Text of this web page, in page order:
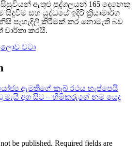
සිසුවියන් ඇතුළු පුද්ගලයන් 165 දෙනෙකු
සහ යුද්ධයේ ඉදිරි ක්‍රියාමාර්ග
පැහැදිලි කිරීමක් කර නොමැති බව
වාර්තා කරයි.
ලොව වටා
ඇමතිගේ කැබ් රථය හැප්පෙයි
මැයි අග සිට – හිමිකරුගේ නම යෙදූ
be published. Required fields are